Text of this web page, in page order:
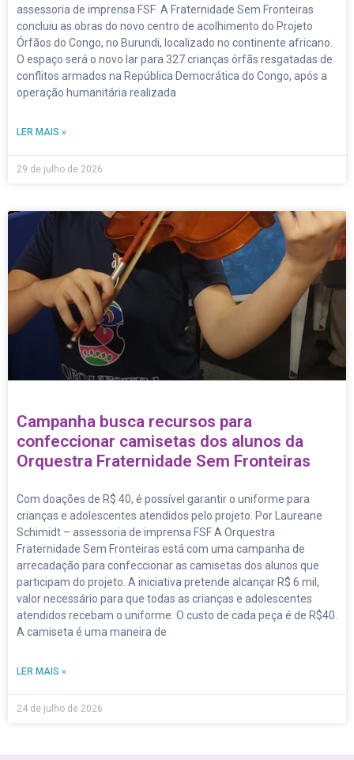
assessoria de imprensa FSF A Fraternidade Sem Fronteiras
concluiu as obras do novo centro de acolhimento do Projeto
Órfãos do Congo, no Burundi, localizado no continente africano.
O espaço será o novo lar para 327 crianças órfãs resgatadas de
conflitos armados na República Democrática do Congo, após a
operação humanitária realizada
LER MAIS »
29 de julho de 2026
Campanha busca recursos para
confeccionar camisetas dos alunos da
Orquestra Fraternidade Sem Fronteiras
Com doações de R$ 40, é possível garantir o uniforme para
crianças e adolescentes atendidos pelo projeto. Por Laureane
Schimidt – assessoria de imprensa FSF A Orquestra
Fraternidade Sem Fronteiras está com uma campanha de
arrecadação para confeccionar as camisetas dos alunos que
participam do projeto. A iniciativa pretende alcançar R$ 6 mil,
valor necessário para que todas as crianças e adolescentes
atendidos recebam o uniforme. O custo de cada peça é de R$40.
A camiseta é uma maneira de
LER MAIS »
24 de julho de 2026